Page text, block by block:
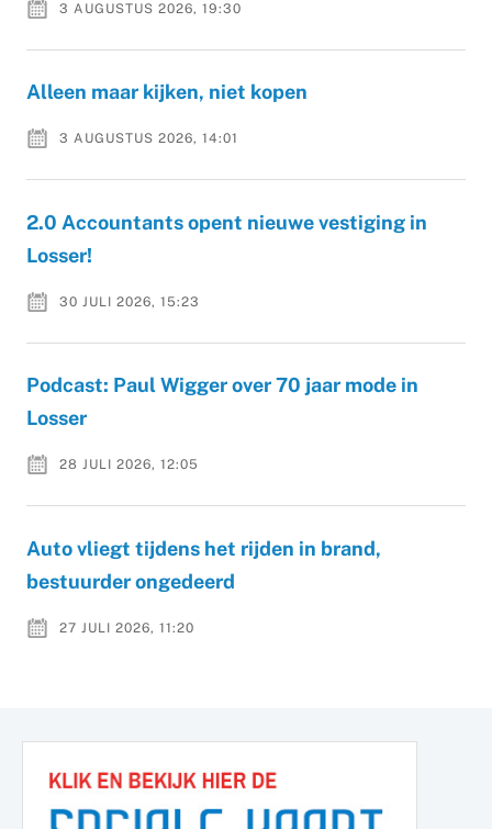
3 AUGUSTUS 2026, 19:30
Alleen maar kijken, niet kopen
3 AUGUSTUS 2026, 14:01
2.0 Accountants opent nieuwe vestiging in
Losser!
30 JULI 2026, 15:23
Podcast: Paul Wigger over 70 jaar mode in
Losser
28 JULI 2026, 12:05
Auto vliegt tijdens het rijden in brand,
bestuurder ongedeerd
27 JULI 2026, 11:20